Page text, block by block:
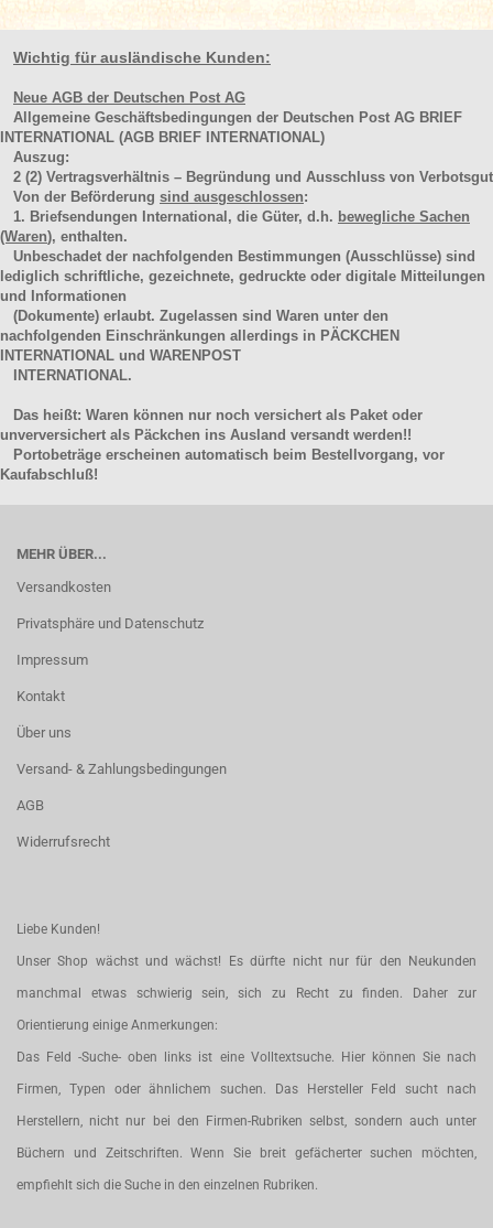
Wichtig für ausländische Kunden:
Neue AGB der Deutschen Post AG
Allgemeine Geschäftsbedingungen der Deutschen Post AG BRIEF
INTERNATIONAL (AGB BRIEF INTERNATIONAL)
Auszug:
2 (2) Vertragsverhältnis – Begründung und Ausschluss von Verbotsgut
Von der Beförderung sind ausgeschlossen:
1. Briefsendungen International, die Güter, d.h. bewegliche Sachen
(Waren), enthalten.
Unbeschadet der nachfolgenden Bestimmungen (Ausschlüsse) sind
lediglich schriftliche, gezeichnete, gedruckte oder digitale Mitteilungen
und Informationen
(Dokumente) erlaubt. Zugelassen sind Waren unter den
nachfolgenden Einschränkungen allerdings in PÄCKCHEN
INTERNATIONAL und WARENPOST
INTERNATIONAL.
Das heißt: Waren können nur noch versichert als Paket oder
unverversichert als Päckchen ins Ausland versandt werden!!
Portobeträge erscheinen automatisch beim Bestellvorgang, vor
Kaufabschluß!
MEHR ÜBER...
Versandkosten
Privatsphäre und Datenschutz
Impressum
Kontakt
Über uns
Versand- & Zahlungsbedingungen
AGB
Widerrufsrecht
Liebe Kunden!
Unser Shop wächst und wächst! Es dürfte nicht nur für den Neukunden
manchmal etwas schwierig sein, sich zu Recht zu finden. Daher zur
Orientierung einige Anmerkungen:
Das Feld -Suche- oben links ist eine Volltextsuche. Hier können Sie nach
Firmen, Typen oder ähnlichem suchen. Das Hersteller Feld sucht nach
Herstellern, nicht nur bei den Firmen-Rubriken selbst, sondern auch unter
Büchern und Zeitschriften. Wenn Sie breit gefächerter suchen möchten,
empfiehlt sich die Suche in den einzelnen Rubriken.